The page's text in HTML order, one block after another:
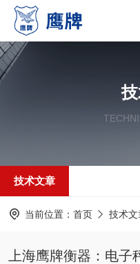
技术文章
当前位置： 首页 技术文
上海鹰牌衡器：电子